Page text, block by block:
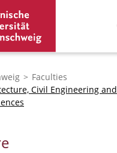
Faculties
Civil Engineering and